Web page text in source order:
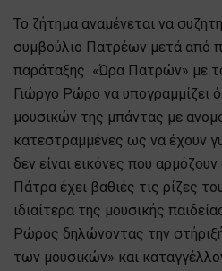
Το ζήτημα αναμένεται να
συμβούλιο Πατρέων μετά από
παράταξης «Ώρα Πατρών» με
Γιώργο Ρώρο να υπογραμμίζει
μουσικών της μπάντας με
κατεστραμμένες ως να έχουν
δεν είναι εικόνες που
Πάτρα έχει βαθιές τις ρίζες
ιδιαίτερα της μουσικής
Ρώρος δηλώνοντας την
των μουσικών» και